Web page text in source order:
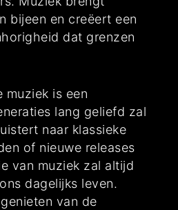
bijeen en creëert een
dat grenzen
muziek is een
lang geliefd zal
naar klassieke
of nieuwe releases
van muziek zal altijd
dagelijks leven.
van de